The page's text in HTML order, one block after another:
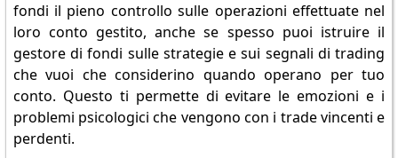
fondi il pieno controllo sulle operazioni effettuate nel
loro conto gestito, anche se spesso puoi istruire il
gestore di fondi sulle strategie e sui segnali di trading
che vuoi che considerino quando operano per tuo
conto. Questo ti permette di evitare le emozioni e i
problemi psicologici che vengono con i trade vincenti e
perdenti.